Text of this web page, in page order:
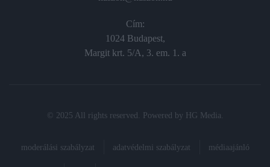
Cím:
1024 Budapest,
Margit krt. 5/A, 3. em. 1. a
© 2025 All rights reserved. Powered by HG Media
moderálási szabályzat adatvédelmi szabályzat médiaajánló